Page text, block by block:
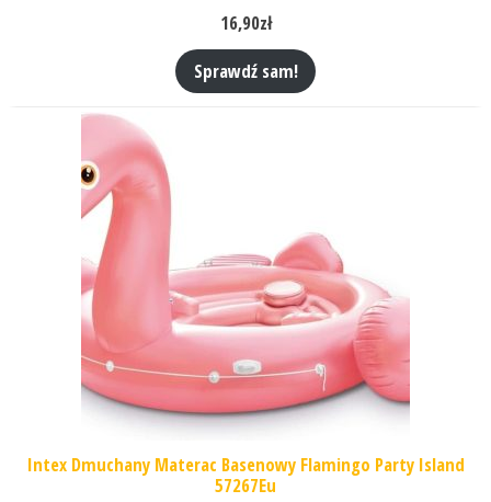
16,90zł
Sprawdź sam!
Intex Dmuchany Materac Basenowy Flamingo Party Island
57267Eu